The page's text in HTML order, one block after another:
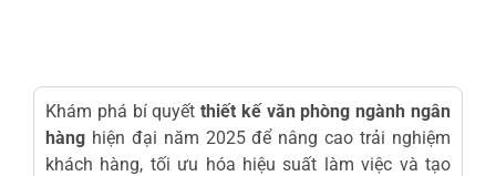
Khám phá bí quyếtthiết kế văn phòng ngành ngân
hàng hiện đại năm 2025 để nâng cao trải nghiệm
khách hàng, tối ưu hóa hiệu suất làm việc và tạo